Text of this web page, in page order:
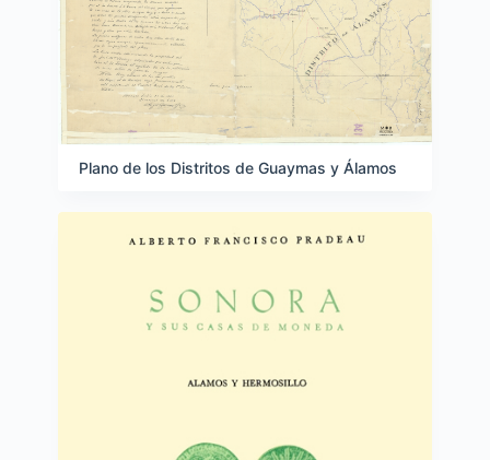
Plano de los Distritos de Guaymas y Álamos